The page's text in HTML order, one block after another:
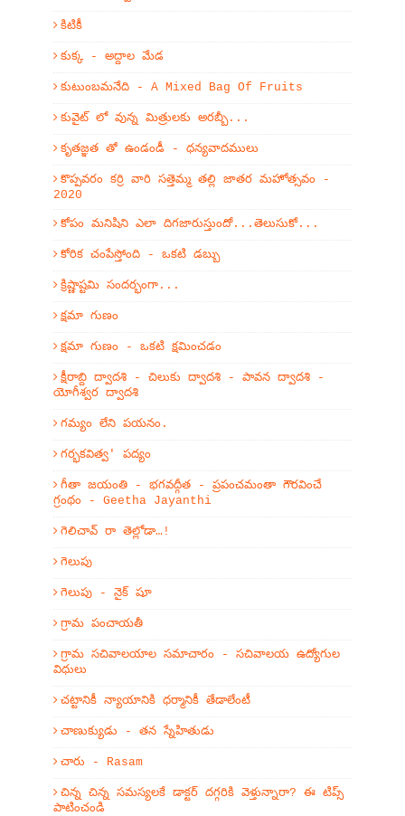
కిటికీ
కుక్క - అద్దాల మేడ
కుటుంబమనేది - A Mixed Bag Of Fruits
కువైట్ లో వున్న మిత్రులకు అరబ్బీ...
కృతజ్ఞత తో ఉండండీ - ధన్యవాదములు
కొప్పవరం కర్రి వారి సత్తెమ్మ తల్లి జాతర మహోత్సవం -
2020
కోపం మనిషిని ఎలా దిగజారుస్తుందో...తెలుసుకో...
కోరిక చంపేస్తోంది - ఒకటి డబ్బు
క్రిష్ణాష్టమి సందర్భంగా...
క్షమా గుణం
క్షమా గుణం - ఒకటి క్షమించడం
క్షీరాబ్ది ద్వాదశి - చిలుకు ద్వాదశి - పావన ద్వాదశి -
యోగీశ్వర ద్వాదశి
గమ్యం లేని పయనం.
గర్భకవిత్వ' పద్యం
గీతా జయంతి - భగవద్గీత - ప్రపంచమంతా గౌరవించే
గ్రంథం - Geetha Jayanthi
గెలిచావ్ రా తెల్లోడా…!
గెలుపు
గెలుపు - నైక్ షూ
గ్రామ పంచాయతీ
గ్రామ సచివాలయాల సమాచారం - సచివాలయ ఉద్యోగుల
విధులు
చట్టానికీ న్యాయానికి ధర్మానికీ తేడాలేంటీ
చాణుక్యుడు - తన స్నేహితుడు
చారు - Rasam
చిన్న చిన్న సమస్యలకే డాక్టర్ దగ్గరికి వెళ్తున్నారా? ఈ టిప్స్
పాటించండి